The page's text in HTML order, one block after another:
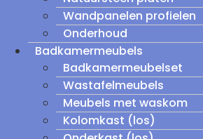
Wandpanelen profielen
Onderhoud
Badkamermeubels
Badkamermeubelset
Wastafelmeubels
Meubels met waskom
Kolomkast (los)